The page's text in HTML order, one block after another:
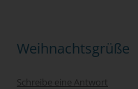
Weihnachtsgrüße
Schreibe eine Antwort